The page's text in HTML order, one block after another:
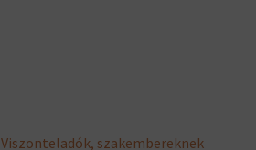
Viszonteladók, szakembereknek